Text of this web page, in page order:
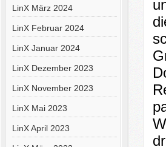
LinX März 2024
LinX Februar 2024
LinX Januar 2024
LinX Dezember 2023
LinX November 2023
LinX Mai 2023
LinX April 2023